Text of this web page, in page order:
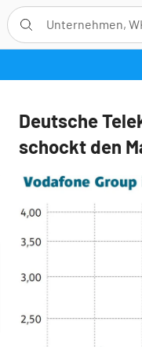
Deutsche
schockt den